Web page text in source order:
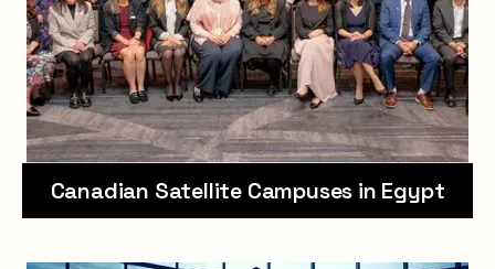
Canadian Satellite Campuses in Egypt